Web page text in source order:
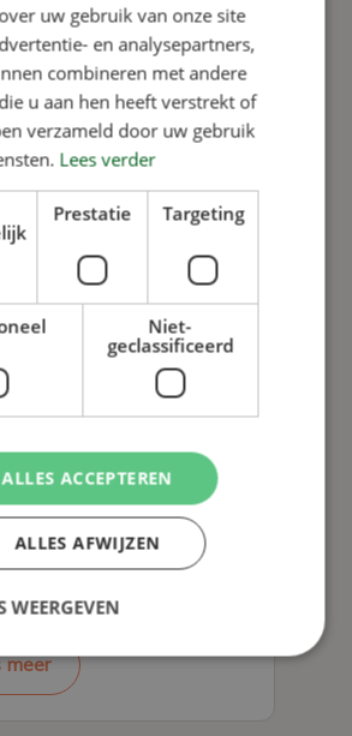
platen voor
meer
stro doseren
FunFeeder
meer
uw gebruik van onze site
en analysepartners,
combineren met andere
u aan hen heeft verstrekt of
verzameld door uw gebruik
Lees verder
Prestatie Targeting
Niet-
geclassificeerd
ALLES ACCEPTEREN
ALLES AFWIJZEN
WEERGEVEN